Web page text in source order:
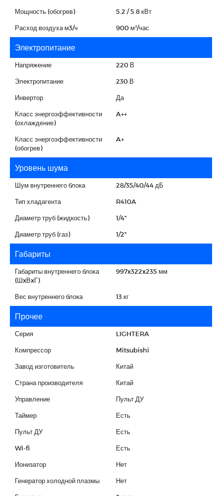
Мощность (обогрев) 5.2 / 5.8 кВт
Расход воздуха м3/ч 900 м³/час
Электропитание
Напряжение 220 В
Электропитание 230 В
Инвертор Да
Класс энергоэффективности
(охлаждение)
A++
Класс энергоэффективности
(обогрев)
A+
Уровень шума
Шум внутреннего блока 28/35/40/44 дБ
Тип хладагента R410A
Диаметр труб (жидкость) 1/4"
Диаметр труб (газ) 1/2"
Габариты
Габариты внутреннего блока
(ШxВxГ)
997x322x235 мм
Вес внутреннего блока 13 кг
Прочее
Серия LIGHTERA
Компрессор Mitsubishi
Завод изготовитель Китай
Страна производителя Китай
Управление Пульт ДУ
Таймер Есть
Пульт ДУ Есть
Wi-fi Есть
Ионизатор Нет
Генератор холодной плазмы Нет